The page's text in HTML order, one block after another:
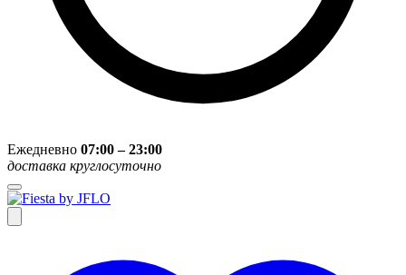
Ежедневно 07:00 – 23:00
доставка круглосуточно